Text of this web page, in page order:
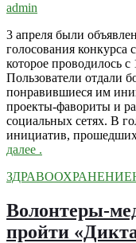
admin
3 апреля были
голосования конкурса
которое проводилось с
Пользователи отдали
понравившиеся им
проекты-фавориты и
социальных сетях. В
инициатив,
далее .
ЗДРАВООХРАНЕНИЕ
Волонтеры-
пройти